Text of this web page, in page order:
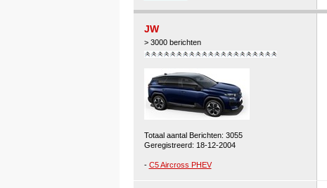
JW
> 3000 berichten
Totaal aantal Berichten: 3055
Geregistreerd: 18-12-2004
- C5 Aircross PHEV